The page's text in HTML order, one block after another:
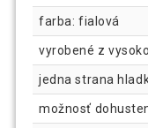
farba: fialová
vyrobené z
jedna strana
možnosť